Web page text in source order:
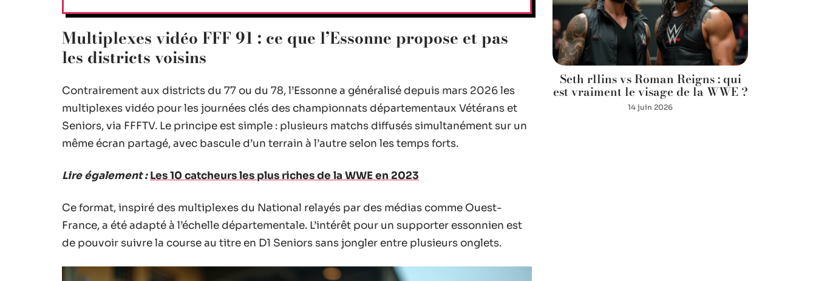
Multiplexes vidéo FFF 91 : ce que l’Essonne propose et pas
les districts voisins
Contrairement aux districts du 77 ou du 78, l’Essonne a généralisé depuis mars 2026 les
multiplexes vidéo pour les journées clés des championnats départementaux Vétérans et
Seniors, via FFFTV. Le principe est simple : plusieurs matchs diffusés simultanément sur un
même écran partagé, avec bascule d’un terrain à l’autre selon les temps forts.
Lire également : Les 10 catcheurs les plus riches de la WWE en 2023
Ce format, inspiré des multiplexes du National relayés par des médias comme Ouest-
France, a été adapté à l’échelle départementale. L’intérêt pour un supporter essonnien est
de pouvoir suivre la course au titre en D1 Seniors sans jongler entre plusieurs onglets.
Seth rllins vs Roman Reigns : qui
est vraiment le visage de la WWE ?
14 juin 2026